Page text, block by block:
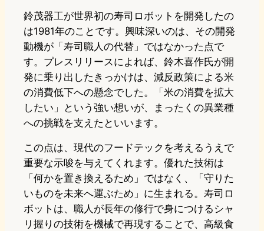
鈴茂器工が世界初の寿司ロボットを開発したの
は1981年のことです。興味深いのは、その開発
動機が「寿司職人の代替」ではなかった点で
す。プレスリリースによれば、鈴木喜作氏が開
発に乗り出したきっかけは、減反政策による米
の消費低下への懸念でした。「米の消費を拡大
したい」という強い想いが、まったくの異業種
への挑戦を支えたといいます。
この点は、現代のフードテックを考えるうえで
重要な示唆を与えてくれます。優れた技術は
「何かを置き換えるため」ではなく、「守りた
いものを未来へ運ぶため」に生まれる。寿司ロ
ボットは、職人が長年の修行で身につけるシャ
リ握りの技術を機械で再現することで、高級食